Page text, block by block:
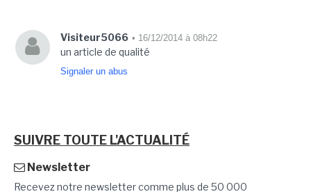
Visiteur5066 • 16/12/2014 à 08h22
un article de qualité
Signaler un abus
SUIVRE TOUTE L'ACTUALITÉ
Newsletter
Recevez notre newsletter comme plus de 50 000